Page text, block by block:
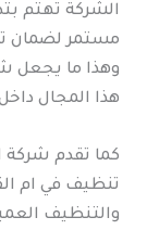
الشركة تهتم
مستمر لضمان
وهذا ما يجعل
هذا المجال داخل
كما تقدم شركة
تنظيف في ام
والتنظيف